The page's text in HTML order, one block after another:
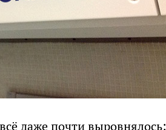
даже почти выровнялось: